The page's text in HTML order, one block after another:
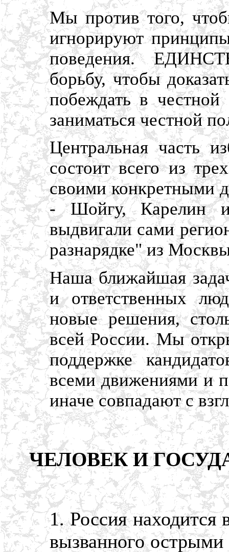
Мы против того,
игнорируют
поведения.
борьбу, чтобы
побеждать в
заниматься честной
Центральная часть
состоит всего из
своими конкретными
- Шойгу, Карелин и
выдвигали сами
разнарядке" из
Наша ближайшая
и ответственных
новые решения,
всей России. Мы
поддержке
всеми движениями и
иначе совпадают с
ЧЕЛОВЕК И
1. Россия находится
вызванного